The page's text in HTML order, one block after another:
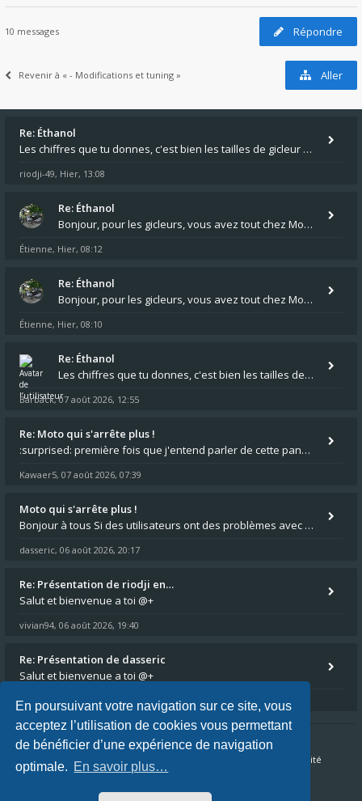
En poursuivant votre navigation sur ce site, vous
acceptez l’utilisation de cookies vous permettant
de bénéficier d’une expérience de navigation
optimale. En savoir plus…
10 messages Répondre
Revenir à « - Modifications et tuning » Aller
Re: Éthanol
Les chiffres que tu donnes, c'est bien les tailles de gicleur ? Par contre tes "-2 tours" à quoi correspondent t'ils ?
riodji-49, Hier, 13:08
Re: Éthanol
Bonjour, pour les gicleurs, vous avez tout chez Motokristen à Bar sur Aube. https://www.motokristen.fr/ On peut aussi
Étienne, Hier, 08:12
Re: Éthanol
Bonjour, pour les gicleurs, vous avez tout chez Motokristen à Bar sur Aube. https://www.motokristen.fr/produits/4946-l
Étienne, Hier, 08:10
Re: Éthanol
Les chiffres que tu donnes, c'est bien les tailles de gicleur ? Par contre tes "-2 tours" à quoi correspondent t'ils ?
Barback,07 août 2026, 12:55
Re: Moto qui s'arrête plus !
:surprised: première fois que j'entend parler de cette panne ,ta moto aurait été maraboutée? :pretre:
Kawaer5, 07 août 2026, 07:39
Moto qui s'arrête plus !
Bonjour à tous Si des utilisateurs ont des problèmes avec leur moto qui démarre plus, la mienne ne coupe plus :?: - Je
dasseric, 06 août 2026, 20:17
Re: Présentation de riodji en…
Salut et bienvenue a toi @+
vivian94, 06 août 2026, 19:40
Re: Présentation de dasseric
Salut et bienvenue a toi @+
vivian94 ,06 août 2026, 19:40
Accueil du forum FAQ Confidentialité